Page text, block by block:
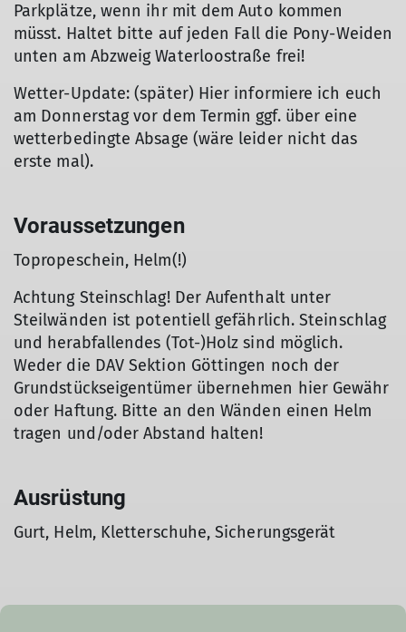
Parkplätze, wenn ihr mit dem Auto kommen
müsst. Haltet bitte auf jeden Fall die Pony-Weiden
unten am Abzweig Waterloostraße frei!
Wetter-Update: (später) Hier informiere ich euch
am Donnerstag vor dem Termin ggf. über eine
wetterbedingte Absage (wäre leider nicht das
erste mal).
Voraussetzungen
Topropeschein, Helm(!)
Achtung Steinschlag! Der Aufenthalt unter
Steilwänden ist potentiell gefährlich. Steinschlag
und herabfallendes (Tot-)Holz sind möglich.
Weder die DAV Sektion Göttingen noch der
Grundstückseigentümer übernehmen hier Gewähr
oder Haftung. Bitte an den Wänden einen Helm
tragen und/oder Abstand halten!
Ausrüstung
Gurt, Helm, Kletterschuhe, Sicherungsgerät